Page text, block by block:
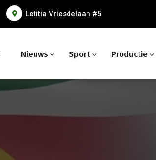
Letitia Vriesdelaan #5
Nieuws Sport Productie